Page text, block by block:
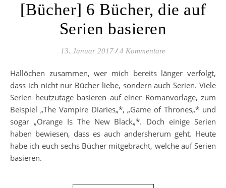
[Bücher] 6 Bücher, die auf
Serien basieren
13. Januar 2017 / 4 Kommentare
Hallöchen zusammen, wer mich bereits länger verfolgt,
dass ich nicht nur Bücher liebe, sondern auch Serien. Viele
Serien heutzutage basieren auf einer Romanvorlage, zum
Beispiel „The Vampire Diaries„*, „Game of Thrones„* und
sogar „Orange Is The New Black„*. Doch einige Serien
haben bewiesen, dass es auch andersherum geht. Heute
habe ich euch sechs Bücher mitgebracht, welche auf Serien
basieren.